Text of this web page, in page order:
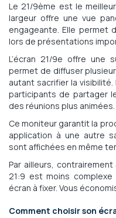
Le 21/9ème est le
largeur offre une vue
engageante. Elle permet
lors de présentations
L’écran 21/9e offre une
permet de diffuser
autant sacrifier la
participants de partager
des réunions plus animées.
Ce moniteur garantit la
application à une autre
sont affichées en même
Par ailleurs,
21:9 est moins complexe
écran à fixer. Vous
Comment choisir son